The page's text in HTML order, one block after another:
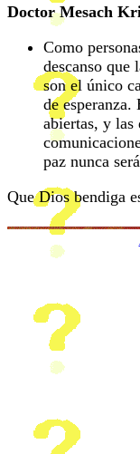
Doctor Mesach
Como
descanso
son el único
de esperanza.
abiertas, y las
paz nunca
Que Dios bendiga